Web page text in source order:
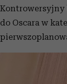
Kontrowersyjny
do Oscara w